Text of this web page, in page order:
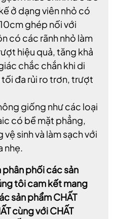
ở dạng viên nhỏ có
ghép nối với
có các rãnh nhỏ làm
hiệu quả, tăng khả
chắc chắn khi di
tối đa rủi ro trơn, trượt
giống như các loại
có bề mặt phẳng,
sinh và làm sạch với
nhẹ.
phân phối các sản
tôi cam kết mang
sản phẩm CHẤT
cùng với CHẤT